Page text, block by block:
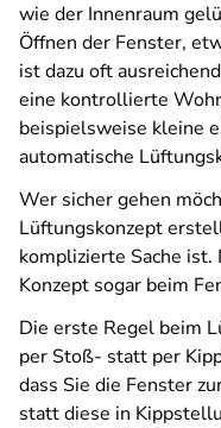
wie der Innenraum
Öffnen der Fenster,
ist dazu oft
eine kontrollierte
beispielsweise kleine
automatische
Wer sicher gehen
Lüftungskonzept
komplizierte Sache ist.
Konzept sogar beim
Die erste Regel beim
per Stoß- statt per
dass Sie die Fenster
statt diese in